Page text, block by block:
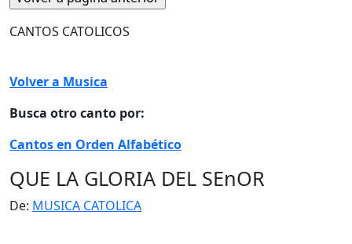
CANTOS CATOLICOS
Volver a Musica
Busca otro canto por:
Cantos en Orden Alfabético
QUE LA GLORIA DEL SEnOR
De: MUSICA CATOLICA